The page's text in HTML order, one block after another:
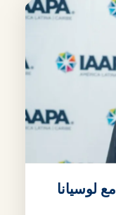
لقاء ترحيبي نظمته IAAPA مع لوسيانا